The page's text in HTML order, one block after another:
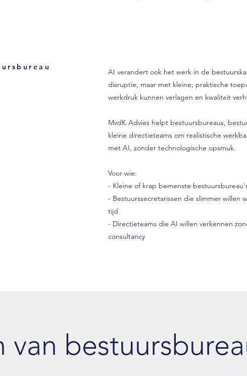
AI verandert ook het werk in de
disruptie, maar met kleine, praktische
werkdruk kunnen verlagen en kwaliteit
MvdK Advies helpt bestuursbureaus,
kleine directieteams om realistische
met AI, zonder technologische opsmuk.
Voor wie:
- Kleine of krap bemenste
- Bestuurssecretarissen die slimmer willen
tijd
- Directieteams die AI willen verkennen
consultancy
van